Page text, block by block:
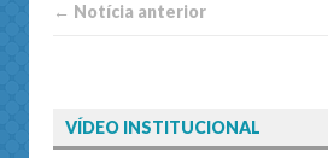
← Notí­cia anterior
VÍDEO INSTITUCIONAL